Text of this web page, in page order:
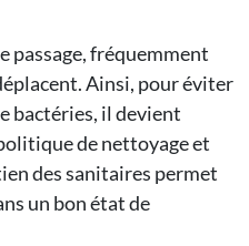
passage, fréquemment
Ainsi, pour éviter
bactéries, il devient
de nettoyage et
des sanitaires permet
un bon état de